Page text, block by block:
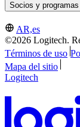
Socios y programas
AR,es
©2026 Logitech.
Términos de uso
Mapa del sitio
Logitech